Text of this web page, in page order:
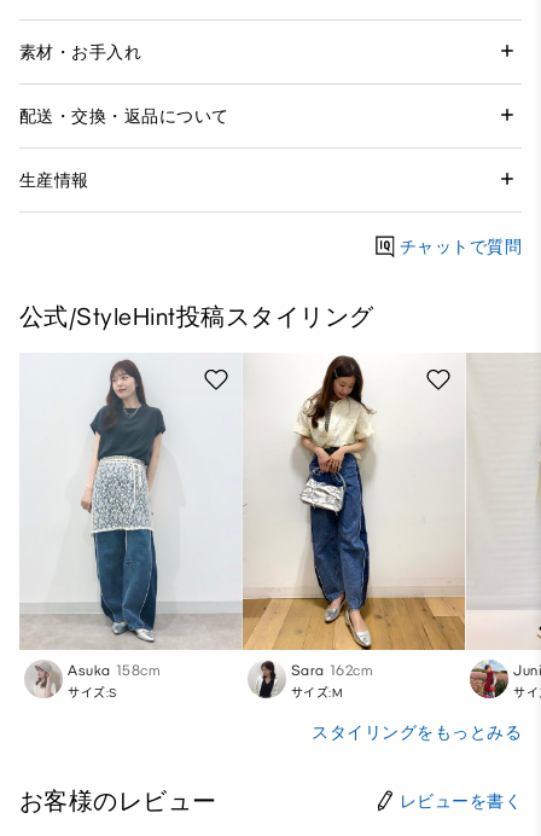
素材・お手入れ
配送・交換・返品について
生産情報
チャットで質問
公式/StyleHint投稿スタイリング
Asuka 158cm
サイズ:S
Sara 162cm
サイズ:M サ
スタイリングをもっとみる
お客様のレビュー レビューを書く